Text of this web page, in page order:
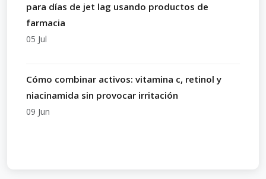
para días de jet lag usando productos de
farmacia
05 Jul
Cómo combinar activos: vitamina c, retinol y
niacinamida sin provocar irritación
09 Jun